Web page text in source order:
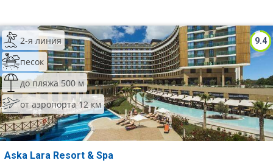
9.4
2-я линия
песок
до пляжа 500 м
от аэропорта 12 км
Aska Lara Resort & Spa